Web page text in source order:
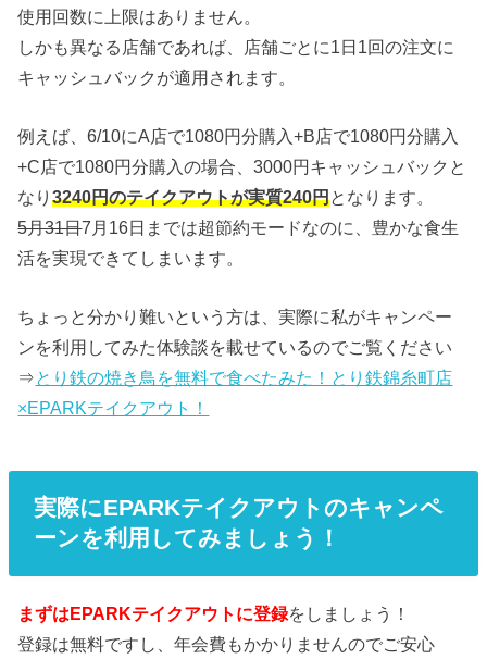
使用回数に上限はありません。
しかも異なる店舗であれば、店舗ごとに1日1回の注文に
キャッシュバックが適用されます。
例えば、6/10にA店で1080円分購入+B店で1080円分購入
+C店で1080円分購入の場合、3000円キャッシュバックと
なり3240円のテイクアウトが実質240円となります。
5月31日7月16日までは超節約モードなのに、豊かな食生
活を実現できてしまいます。
ちょっと分かり難いという方は、実際に私がキャンペー
ンを利用してみた体験談を載せているのでご覧ください
⇒とり鉄の焼き鳥を無料で食べたみた！とり鉄錦糸町店
×EPARKテイクアウト！
実際にEPARKテイクアウトのキャンペ
ーンを利用してみましょう！
まずはEPARKテイクアウトに登録をしましょう！
登録は無料ですし、年会費もかかりませんのでご安心